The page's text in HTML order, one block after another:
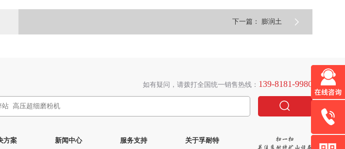
客服
028-
下一篇： 膨润土 
如有疑问，请拨打全国统一销售热线： 139-8181-9980

方案 新闻中心 服务支持 关于孚耐特